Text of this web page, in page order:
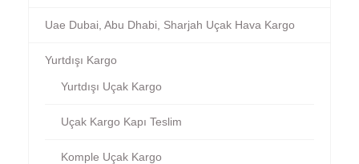
Uae Dubai, Abu Dhabi, Sharjah Uçak Hava Kargo
Yurtdışı Kargo
Yurtdışı Uçak Kargo
Uçak Kargo Kapı Teslim
Komple Uçak Kargo